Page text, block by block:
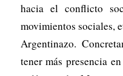
hacia el conflicto
movimientos sociales,
Argentinazo.
tener más presencia